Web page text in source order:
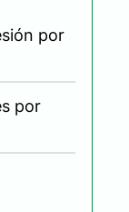
por
por